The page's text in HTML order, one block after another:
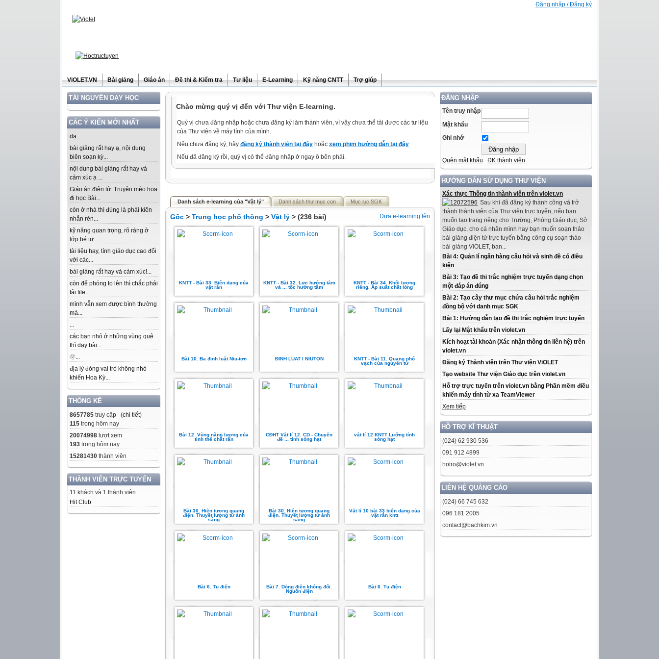
Đăng nhập / Đăng ký
ViOLET.VN Bài giảng Giáo án Đề thi & Kiểm tra Tư liệu E-Learning Kỹ năng CNTT Trợ giúp
TÀI NGUYÊN DẠY HỌC
CÁC Ý KIẾN MỚI NHẤT
dạ...
bài giảng rất hay ạ, nội dung
biên soạn kỳ...
nội dung bài giảng rất hay và
cảm xúc ạ ...
Giáo án điện tử: Truyện mèo hoa
đi học Bài...
còn ở nhà thì đúng là phải kiên
nhẫn rèn...
kỹ năng quan trọng, rõ ràng ở
lớp bé tự...
tài liệu hay, tính giáo dục cao đối
với các...
bài giảng rất hay và cảm xúc!...
còn để phóng to lên thì chắc phải
tải file...
mình vẫn xem được bình thường
mà...
...
các bạn nhỏ ở những vùng quê
thì dạy bài...
🫥...
địa lý đóng vai trò không nhỏ
khiến Hoa Kỳ...
THỐNG KÊ
8657785 truy cập (chi tiết)
115 trong hôm nay
20074998 lượt xem
193 trong hôm nay
15281430 thành viên
THÀNH VIÊN TRỰC TUYẾN
11 khách và 1 thành viên
Hit Club
ĐĂNG NHẬP
Tên truy nhập
Mật khẩu
Ghi nhớ
Quên mật khẩu ĐK thành viên
HƯỚNG DẪN SỬ DỤNG THƯ VIỆN
Xác thực Thông tin thành viên trên violet.vn
Sau khi đã đăng ký thành công và trở
thành thành viên của Thư viện trực tuyến, nếu bạn
muốn tạo trang riêng cho Trường, Phòng Giáo dục, Sở
Giáo dục, cho cá nhân mình hay bạn muốn soạn thảo
bài giảng điện tử trực tuyến bằng công cụ soạn thảo
bài giảng ViOLET, bạn...
Bài 4: Quản lí ngân hàng câu hỏi và sinh đề có điều
kiện
Bài 3: Tạo đề thi trắc nghiệm trực tuyến dạng chọn
một đáp án đúng
Bài 2: Tạo cây thư mục chứa câu hỏi trắc nghiệm
đồng bộ với danh mục SGK
Bài 1: Hướng dẫn tạo đề thi trắc nghiệm trực tuyến
Lấy lại Mật khẩu trên violet.vn
Kích hoạt tài khoản (Xác nhận thông tin liên hệ) trên
violet.vn
Đăng ký Thành viên trên Thư viện ViOLET
Tạo website Thư viện Giáo dục trên violet.vn
Hỗ trợ trực tuyến trên violet.vn bằng Phần mềm điều
khiển máy tính từ xa TeamViewer
Xem tiếp
HỖ TRỢ KĨ THUẬT
(024) 62 930 536
091 912 4899
hotro@violet.vn
LIÊN HỆ QUẢNG CÁO
(024) 66 745 632
096 181 2005
contact@bachkim.vn
Chào mừng quý vị đến với Thư viện E-learning.
Quý vị chưa đăng nhập hoặc chưa đăng ký làm thành viên, vì vậy chưa thể tải được các tư liệu
của Thư viện về máy tính của mình.
Nếu chưa đăng ký, hãy đăng ký thành viên tại đây hoặc xem phim hướng dẫn tại đây
Nếu đã đăng ký rồi, quý vị có thể đăng nhập ở ngay ô bên phải.
Danh sách e-learning của "Vật lý" Danh sách thư mục con Mục lục SGK
Đưa e-learning lên
Gốc > Trung học phổ thông > Vật lý > (236 bài)
KNTT - Bài 33. Biến dạng của
vật rắn
KNTT - Bài 32. Lực hướng tâm
và ... tốc hướng tâm
KNTT - Bài 34. Khối lượng
riêng. Áp suất chất lỏng
Bài 10. Ba định luật Niu-tơn ĐINH LUAT I NIUTON
KNTT - Bài 11. Quang phổ
vạch của nguyên tử
Bài 12. Vùng năng lượng của
tinh thể chất rắn
CĐHT Vật lí 12. CD - Chuyên
đề ... tính sóng hạt
vật lí 12 KNTT Lưỡng tính
sóng hạt
Bài 30. Hiện tượng quang
điện. Thuyết lượng tử ánh
sáng
Bài 30. Hiện tượng quang
điện. Thuyết lượng tử ánh
sáng
Vật lí 10 bài 33 biến dạng của
vật rắn kntt
Bài 6. Tụ điện
Bài 7. Dòng điện không đổi.
Nguồn điện
Bài 6. Tụ điện